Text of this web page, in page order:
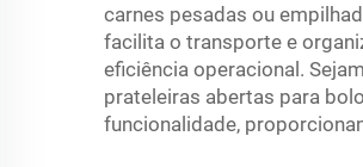
carnes pesadas ou
facilita o transporte e
eficiência operacional.
prateleiras abertas para
funcionalidade,